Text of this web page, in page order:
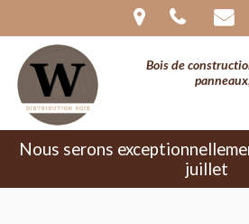
: The magic method
must have public visibility in
/home/clients/
bois.com/wp-content/plugins/invisible-
recaptcha/includes/plugin/
Bois de
Nous serons
juillet